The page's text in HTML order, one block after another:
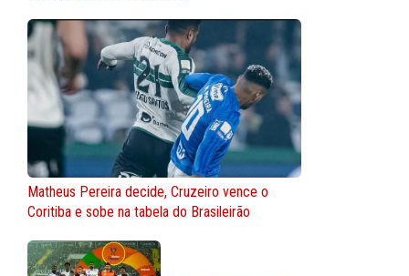
Matheus Pereira decide, Cruzeiro vence o
Coritiba e sobe na tabela do Brasileirão